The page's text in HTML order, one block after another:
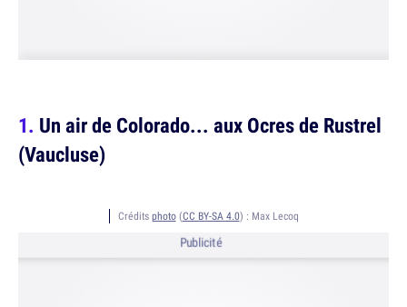
Un air de Colorado... aux Ocres de Rustrel
(Vaucluse)
Crédits photo(CC BY-SA 4.0) : Max Lecoq
Publicité